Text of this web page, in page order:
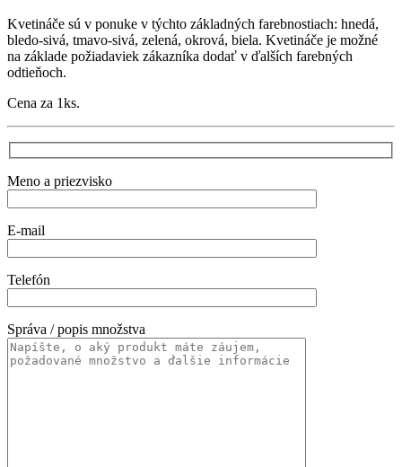
Kvetináče sú v ponuke v týchto základných farebnostiach: hnedá,
bledo-sivá, tmavo-sivá, zelená, okrová, biela. Kvetináče je možné
na základe požiadaviek zákazníka dodať v ďalších farebných
odtieňoch.
Cena za 1ks.
Meno a priezvisko
E-mail
Telefón
Správa / popis množstva